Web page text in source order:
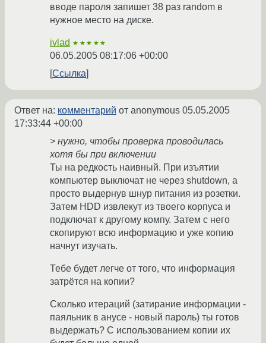
вводе пароля запишет 38 раз random в
нужное место на диске.
ivlad ★★★★★
06.05.2005 08:17:06 +00:00
Ссылка
Ответ на: комментарий от anonymous 05.05.2005
17:33:44 +00:00
> нужно, чтобы проверка проводилась
хотя бы при включении
Ты на редкость наивный. При изъятии
компьютер выключат не через shutdown, а
просто выдернув шнур питания из розетки.
Затем HDD извлекут из твоего корпуса и
подключат к другому компу. Затем с него
скопируют всю информацию и уже копию
начнут изучать.
Тебе будет легче от того, что информация
затрётся на копии?
Сколько итераций (затирание информации -
паяльник в анусе - новый пароль) ты готов
выдержать? С использованием копии их